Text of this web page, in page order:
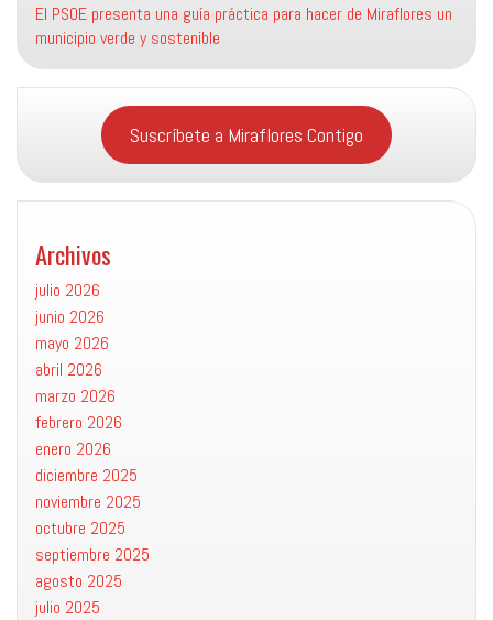
El PSOE presenta una guía práctica para hacer de Miraflores un
municipio verde y sostenible
Suscríbete a Miraflores Contigo
Archivos
julio 2026
junio 2026
mayo 2026
abril 2026
marzo 2026
febrero 2026
enero 2026
diciembre 2025
noviembre 2025
octubre 2025
septiembre 2025
agosto 2025
julio 2025